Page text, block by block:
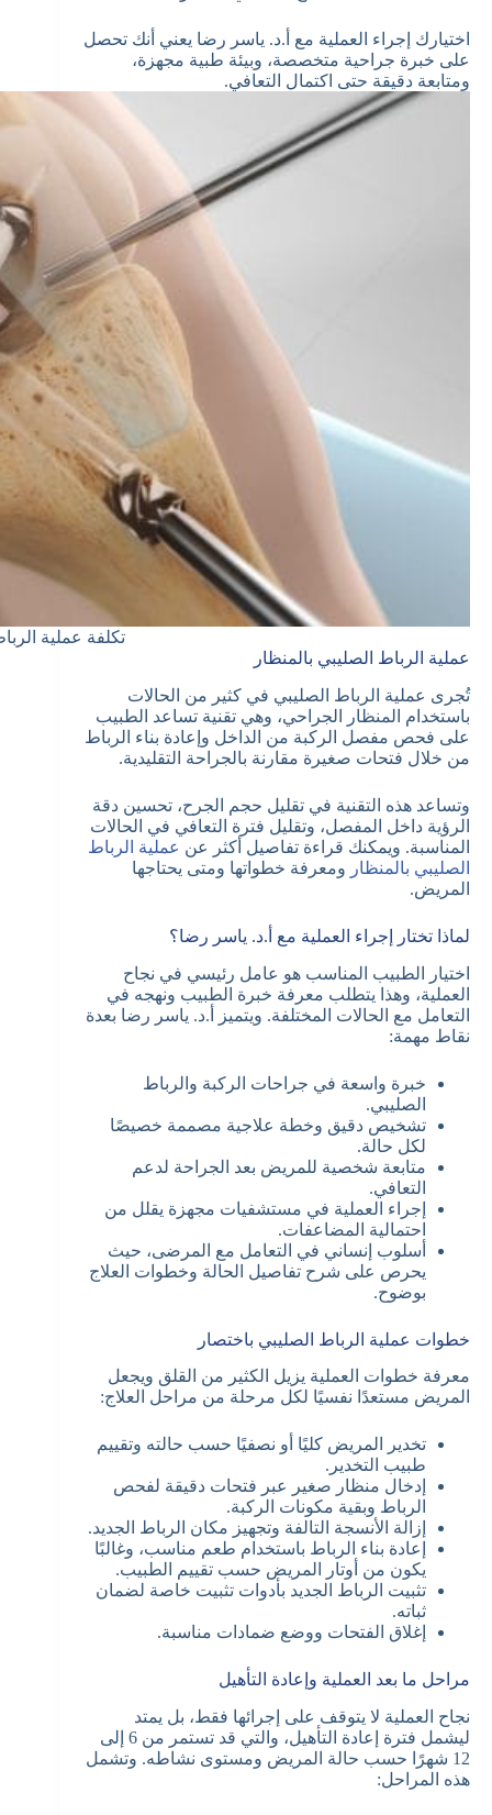
اختيارك إجراء العملية مع أ.د. ياسر رضا يعني أنك تحصل
على خبرة جراحية متخصصة، وبيئة طبية مجهزة،
ومتابعة دقيقة حتى اكتمال التعافي.
تكلفة عملية
عملية الرباط الصليبي بالمنظار
تُجرى عملية الرباط الصليبي في كثير من الحالات
باستخدام المنظار الجراحي، وهي تقنية تساعد الطبيب
على فحص مفصل الركبة من الداخل وإعادة بناء الرباط
من خلال فتحات صغيرة مقارنة بالجراحة التقليدية.
وتساعد هذه التقنية في تقليل حجم الجرح، تحسين دقة
الرؤية داخل المفصل، وتقليل فترة التعافي في الحالات
المناسبة. ويمكنك قراءة تفاصيل أكثر عن عملية الرباط
الصليبي بالمنظار ومعرفة خطواتها ومتى يحتاجها
المريض.
لماذا تختار إجراء العملية مع أ.د. ياسر رضا؟
اختيار الطبيب المناسب هو عامل رئيسي في نجاح
العملية، وهذا يتطلب معرفة خبرة الطبيب ونهجه في
التعامل مع الحالات المختلفة. ويتميز أ.د. ياسر رضا بعدة
نقاط مهمة:
خبرة واسعة في جراحات الركبة والرباط
الصليبي.
تشخيص دقيق وخطة علاجية مصممة خصيصًا
لكل حالة.
متابعة شخصية للمريض بعد الجراحة لدعم
التعافي.
إجراء العملية في مستشفيات مجهزة يقلل من
احتمالية المضاعفات.
أسلوب إنساني في التعامل مع المرضى، حيث
يحرص على شرح تفاصيل الحالة وخطوات العلاج
بوضوح.
خطوات عملية الرباط الصليبي باختصار
معرفة خطوات العملية يزيل الكثير من القلق ويجعل
المريض مستعدًا نفسيًا لكل مرحلة من مراحل العلاج:
تخدير المريض كليًا أو نصفيًا حسب حالته وتقييم
طبيب التخدير.
إدخال منظار صغير عبر فتحات دقيقة لفحص
الرباط وبقية مكونات الركبة.
إزالة الأنسجة التالفة وتجهيز مكان الرباط الجديد.
إعادة بناء الرباط باستخدام طعم مناسب، وغالبًا
يكون من أوتار المريض حسب تقييم الطبيب.
تثبيت الرباط الجديد بأدوات تثبيت خاصة لضمان
ثباته.
إغلاق الفتحات ووضع ضمادات مناسبة.
مراحل ما بعد العملية وإعادة التأهيل
نجاح العملية لا يتوقف على إجرائها فقط، بل يمتد
ليشمل فترة إعادة التأهيل، والتي قد تستمر من 6 إلى
12 شهرًا حسب حالة المريض ومستوى نشاطه. وتشمل
هذه المراحل: